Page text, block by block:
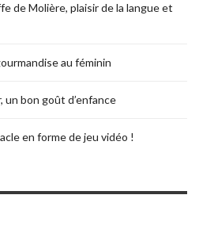
de Molière, plaisir de la langue et
au féminin
un bon goût d’enfance
en forme de jeu vidéo !